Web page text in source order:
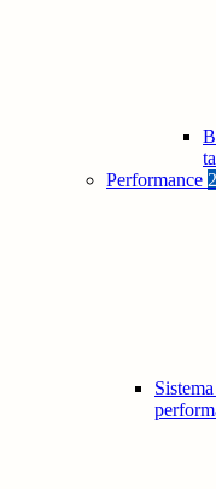
Performance